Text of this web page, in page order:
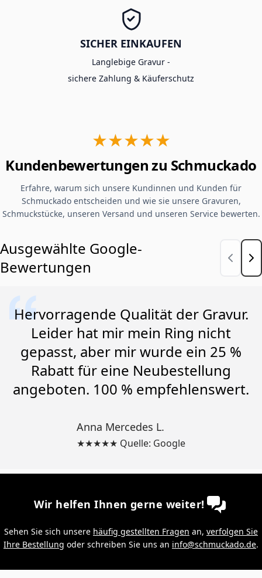
SICHER EINKAUFEN
Langlebige Gravur -
sichere Zahlung & Käuferschutz
★★★★★
Kundenbewertungen zu Schmuckado
Erfahre, warum sich unsere Kundinnen und Kunden für
Schmuckado entscheiden und wie sie unsere Gravuren,
Schmuckstücke, unseren Versand und unseren Service bewerten.
Ausgewählte Google-
Bewertungen
Hervorragende Qualität der Gravur.
Leider hat mir mein Ring nicht
gepasst, aber mir wurde ein 25 %
Rabatt für eine Neubestellung
angeboten. 100 % empfehlenswert.
Anna Mercedes L.
★★★★★ Quelle: Google
Wir helfen Ihnen gerne weiter!
Sehen Sie sich unsere häufig gestellten Fragen an, verfolgen Sie
Ihre Bestellung oder schreiben Sie uns an info@schmuckado.de.